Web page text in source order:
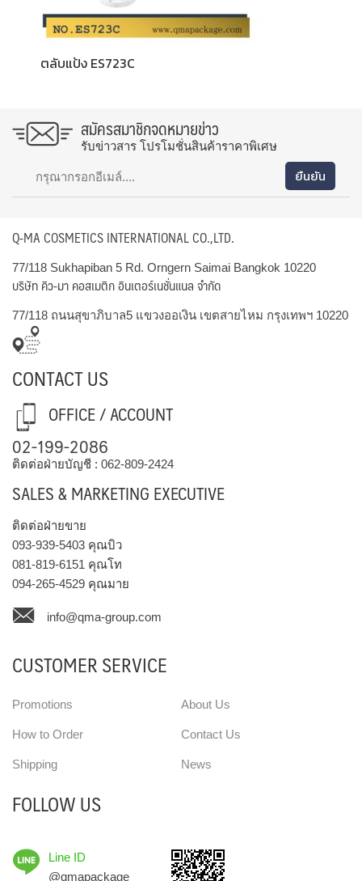
ตลับแป้ง ES723C
สมัครสมาชิกจดหมายข่าว
รับข่าวสาร โปรโมชั่นสินค้าราคาพิเศษ
Q-MA COSMETICS INTERNATIONAL CO.,LTD.
77/118 Sukhapiban 5 Rd. Orngern Saimai Bangkok 10220
บริษัท คิว-มา คอสเมติก อินเตอร์เนชั่นแนล จำกัด
77/118 ถนนสุขาภิบาล5 แขวงออเงิน เขตสายไหม กรุงเทพฯ 10220
CONTACT US
OFFICE / ACCOUNT
02-199-2086
ติดต่อฝ่ายบัญชี : 062-809-2424
SALES & MARKETING EXECUTIVE
ติดต่อฝ่ายขาย
093-939-5403 คุณบิว
081-819-6151 คุณโท
094-265-4529 คุณมาย
info@qma-group.com
CUSTOMER SERVICE
Promotions
How to Order
Shipping
About Us
Contact Us
News
FOLLOW US
Line ID
@qmapackage